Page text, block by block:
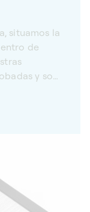
situamos la
de
y son
son
robustez y
deseo de